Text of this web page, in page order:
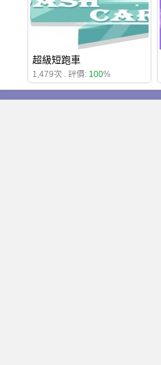
超級短跑車
1,479次 . 評價: 100%